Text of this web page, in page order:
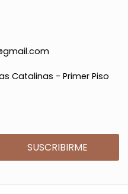
Catalinas - Primer Piso
SUSCRIBIRME